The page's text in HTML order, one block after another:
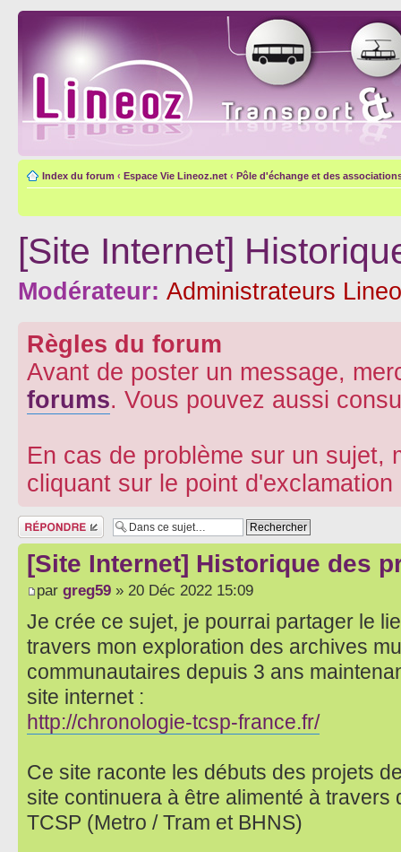
Index du forum ‹ Espace Vie Lineoz.net ‹ Pôle d'échange et des
[Site Internet]
Modérateur: Administrateurs
Règles du forum
Avant de poster un message,
forums. Vous pouvez aussi
En cas de problème sur un sujet,
cliquant sur le point
Répondre
[Site Internet] Historique des
par greg59 » 20 Déc 2022 15:09
Je crée ce sujet, je pourrai partager le
travers mon exploration des archives
communautaires depuis 3 ans
site internet :
http://chronologie-tcsp-france.fr/
Ce site raconte les débuts des projets
site continuera à être alimenté à travers
TCSP (Metro / Tram et BHNS)